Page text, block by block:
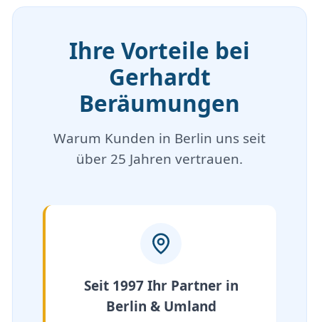
Ihre Vorteile bei
Gerhardt
Beräumungen
Warum Kunden in Berlin uns seit
über 25 Jahren vertrauen.
Seit 1997 Ihr Partner in
Berlin & Umland